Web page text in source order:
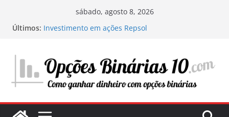
sábado, agosto 8, 2026
Últimos: Investimento em ações Repsol
Minha experiência investindo em centros de
dados: a infraestrutura digital do futuro
Onde e o que investir em 2025: O meu guia
pessoal para maximizar os seus lucros
seu potencial de investimento